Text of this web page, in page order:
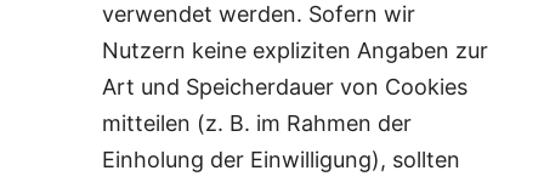
verwendet werden. Sofern wir
Nutzern keine expliziten Angaben zur
Art und Speicherdauer von Cookies
mitteilen (z. B. im Rahmen der
Einholung der Einwilligung), sollten